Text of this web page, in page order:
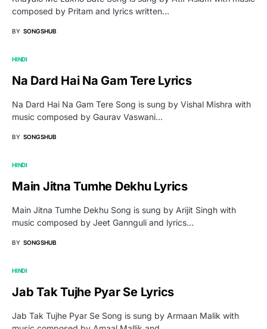
composed by Pritam and lyrics written…
BY SONGSHUB
HINDI
Na Dard Hai Na Gam Tere Lyrics
Na Dard Hai Na Gam Tere Song is sung by Vishal Mishra with
music composed by Gaurav Vaswani…
BY SONGSHUB
HINDI
Main Jitna Tumhe Dekhu Lyrics
Main Jitna Tumhe Dekhu Song is sung by Arijit Singh with
music composed by Jeet Gannguli and lyrics…
BY SONGSHUB
HINDI
Jab Tak Tujhe Pyar Se Lyrics
Jab Tak Tujhe Pyar Se Song is sung by Armaan Malik with